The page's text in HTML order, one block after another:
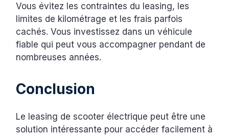
Vous évitez les contraintes du leasing, les
limites de kilométrage et les frais parfois
cachés. Vous investissez dans un véhicule
fiable qui peut vous accompagner pendant de
nombreuses années.
Conclusion
Le leasing de scooter électrique peut être une
solution intéressante pour accéder facilement à